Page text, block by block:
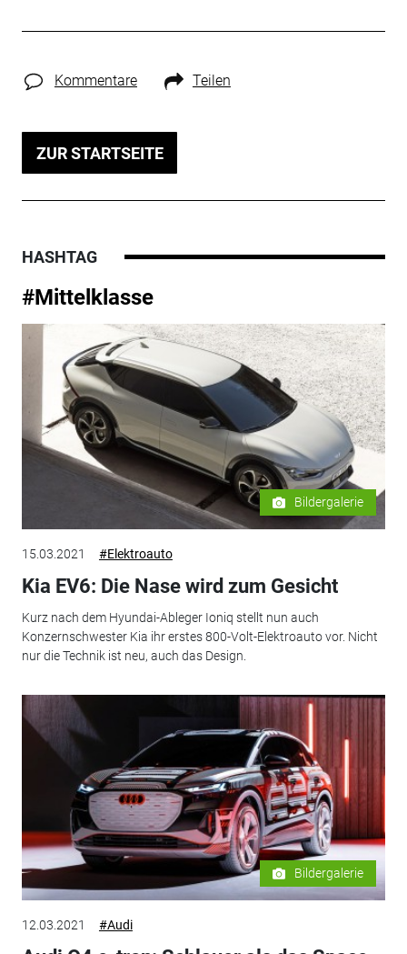
Kommentare Teilen
ZUR STARTSEITE
HASHTAG
#Mittelklasse
Bildergalerie
15.03.2021 #Elektroauto
Kia EV6: Die Nase wird zum Gesicht
Kurz nach dem Hyundai-Ableger Ioniq stellt nun auch
Konzernschwester Kia ihr erstes 800-Volt-Elektroauto vor. Nicht
nur die Technik ist neu, auch das Design.
Bildergalerie
12.03.2021 #Audi